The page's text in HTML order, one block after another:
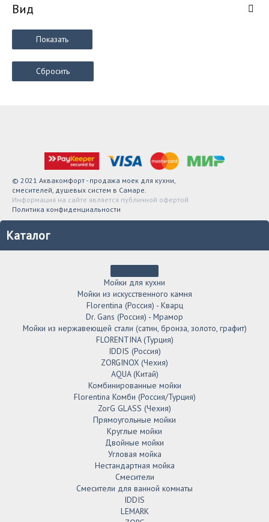
Вид
Показать
Сбросить
© 2021 Аквакомфорт - продажа моек для кухни,
смесителей, душевых систем в Самаре.
Информация на сайте является публичной офертой
Политика конфиденциальности
Каталог
Мойки для кухни
Мойки из искусственного камня
Florentina (Россия) - Кварц
Dr. Gans (Россия) - Мрамор
Мойки из нержавеющей стали (сатин, бронза, золото, графит)
FLORENTINA (Турция)
IDDIS (Россия)
ZORGINOX (Чехия)
AQUA (Китай)
Комбинированные мойки
Florentina Комби (Россия/Турция)
ZorG GLASS (Чехия)
Прямоугольные мойки
Круглые мойки
Двойные мойки
Угловая мойка
Нестандартная мойка
Смесители
Смесители для ванной комнаты
IDDIS
LEMARK